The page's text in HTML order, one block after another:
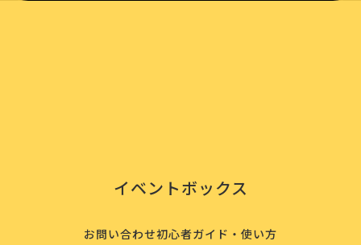
イベントボックス
お問い合わせ初心者ガイド・使い方